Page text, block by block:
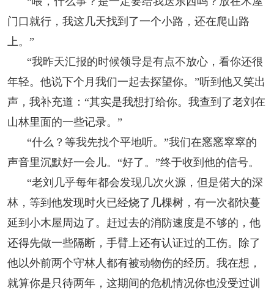
门口就行，我这几天找到了一个小路，还在爬山路
上。”
“我昨天汇报的时候领导是有点不放心，看你还很
年轻。他说下个月我们一起去探望你。”听到他又笑出
声，我补充道：“其实是我想打给你。我查到了老刘在
山林里面的一些记录。”
“什么？等我先找个平地听。”我们在窸窸窣窣的
声音里沉默好一会儿。“好了。”终于收到他的信号。
“老刘几乎每年都会发现几次火源，但是偌大的深
林，等到他发现时火已经烧了几棵树，有一次都快蔓
延到小木屋周边了。赶过去的消防速度是不够的，他
还得先做一些隔断，手臂上还有认证过的工伤。除了
他以外前两个守林人都有被动物伤的经历。我在想，
就算你是只待两年，这期间的危机情况你也没受过训